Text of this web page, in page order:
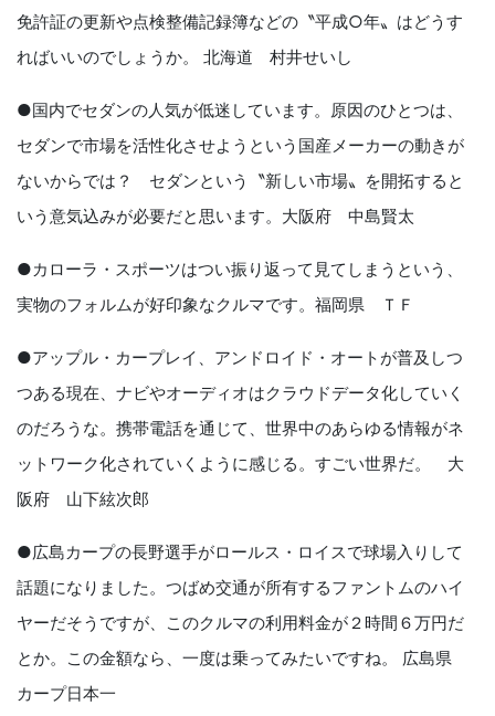
免許証の更新や点検整備記録簿などの〝平成○年〟はどうす
ればいいのでしょうか。 北海道 村井せいし
●国内でセダンの人気が低迷しています。原因のひとつは、
セダンで市場を活性化させようという国産メーカーの動きが
ないからでは？ セダンという〝新しい市場〟を開拓すると
いう意気込みが必要だと思います。大阪府 中島賢太
●カローラ・スポーツはつい振り返って見てしまうという、
実物のフォルムが好印象なクルマです。福岡県 ＴＦ
●アップル・カープレイ、アンドロイド・オートが普及しつ
つある現在、ナビやオーディオはクラウドデータ化していく
のだろうな。携帯電話を通じて、世界中のあらゆる情報がネ
ットワーク化されていくように感じる。すごい世界だ。 大
阪府 山下絃次郎
●広島カープの長野選手がロールス・ロイスで球場入りして
話題になりました。つばめ交通が所有するファントムのハイ
ヤーだそうですが、このクルマの利用料金が２時間６万円だ
とか。この金額なら、一度は乗ってみたいですね。 広島県
カープ日本一